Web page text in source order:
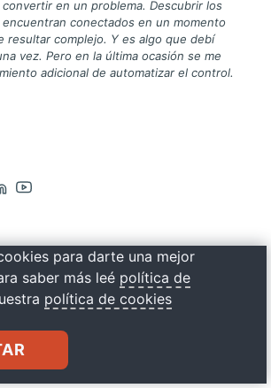
en un problema. Descubrir los
conectados en un momento
resultar complejo. Y es algo que debí
vez. Pero en la última ocasión se me
adicional de automatizar el control.
Abrir
Youtube
en
una
nueva
pestaña
para darte una mejor
saber más leé política de
política de cookies